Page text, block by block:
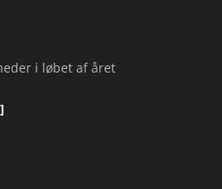
i løbet af året